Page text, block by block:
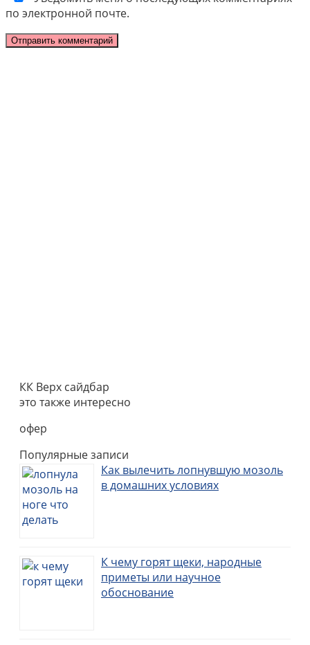
по электронной почте.
КК Верх сайдбар
это также интересно
офер
Популярные записи
Как вылечить лопнувшую мозоль
в домашних условиях
К чему горят щеки, народные
приметы или научное
обоснование